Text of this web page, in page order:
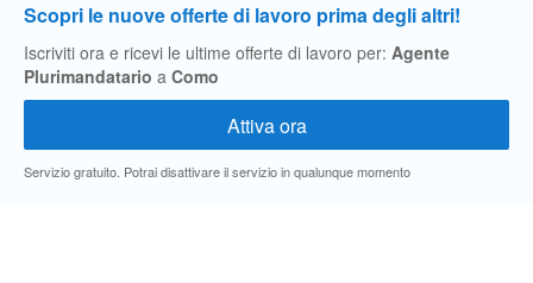
Scopri le nuove offerte di lavoro prima degli altri!
Iscriviti ora e ricevi le ultime offerte di lavoro per: Agente
Plurimandatario a Como
Servizio gratuito. Potrai disattivare il servizio in qualunque momento